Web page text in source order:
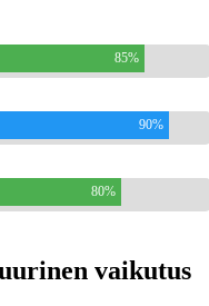
85%
90%
80%
vaikutus